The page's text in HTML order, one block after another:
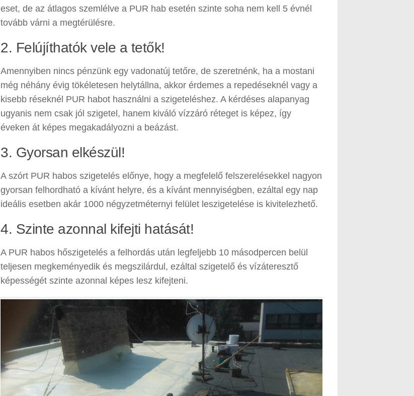
eset, de az átlagos szemlélve a PUR hab esetén szinte soha nem kell 5 évnél
tovább várni a megtérülésre.
2. Felújíthatók vele a tetők!
Amennyiben nincs pénzünk egy vadonatúj tetőre, de szeretnénk, ha a mostani
még néhány évig tökéletesen helytállna, akkor érdemes a repedéseknél vagy a
kisebb réseknél PUR habot használni a szigeteléshez. A kérdéses alapanyag
ugyanis nem csak jól szigetel, hanem kiváló vízzáró réteget is képez, így
éveken át képes megakadályozni a beázást.
3. Gyorsan elkészül!
A szórt PUR habos szigetelés előnye, hogy a megfelelő felszerelésekkel nagyon
gyorsan felhordható a kívánt helyre, és a kívánt mennyiségben, ezáltal egy nap
ideális esetben akár 1000 négyzetméternyi felület leszigetelése is kivitelezhető.
4. Szinte azonnal kifejti hatását!
A PUR habos hőszigetelés a felhordás után legfeljebb 10 másodpercen belül
teljesen megkeményedik és megszilárdul, ezáltal szigetelő és vízáteresztő
képességét szinte azonnal képes lesz kifejteni.